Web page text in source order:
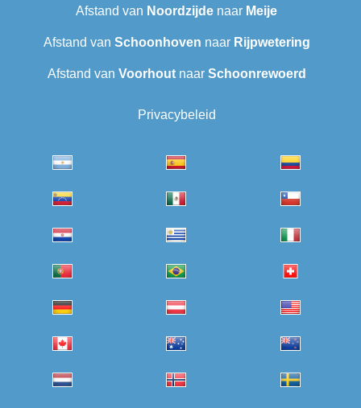
Afstand van Noordzijde naar Meije
Afstand van Schoonhoven naar Rijpwetering
Afstand van Voorhoutnaar Schoonrewoerd
Privacybeleid